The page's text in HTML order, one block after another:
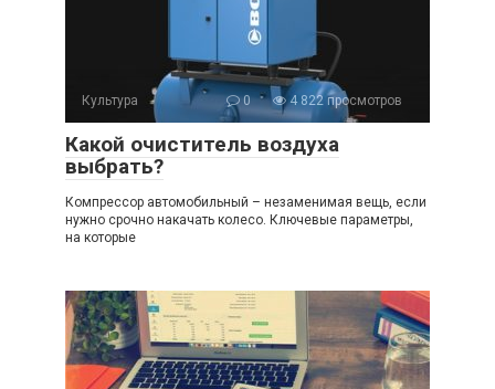
Культура 0 4 822 просмотров
Какой очиститель воздуха
выбрать?
Компрессор автомобильный – незаменимая вещь, если
нужно срочно накачать колесо. Ключевые параметры,
на которые